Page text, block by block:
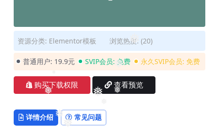
❅
❅
❅
❅
❅
❅
资源分类: Elementor模板 浏览热度: (20)
普通用户: 19.9元 SVIP会员: 免费 永久SVIP会员: 免费
购买下载权限 查看预览
详情介绍 常见问题